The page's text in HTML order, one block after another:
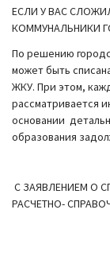
ЕСЛИ У ВАС
КОММУНАЛЬНИКИ
По решению
может быть
ЖКУ. При этом,
рассматривается
основании
образования
С ЗАЯВЛЕНИЕМ О
РАСЧЕТНО-